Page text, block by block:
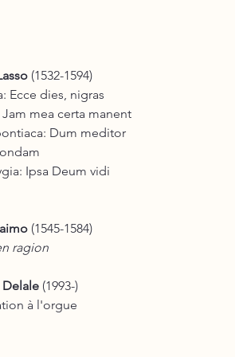
(1532-1594)
Ecce dies, nigras
mea certa manent
Dum meditor
Ipsa Deum vidi
(1545-1584)
ragion
(1993-)
à l'orgue